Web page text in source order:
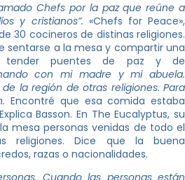
Chefs por la paz que reúne a
y cristianos”. «Chefs for Peace»,
30 cocineros de distinas religiones.
sentarse a la mesa y compartir una
tender puentes de paz y de
con mi madre y mi abuela.
la región de otras religiones. Para
Encontré que esa comida estaba
Basson. En The Eucalyptus, su
mesa personas venidas de todo el
religiones. Dice que la buena
razas o nacionalidades.